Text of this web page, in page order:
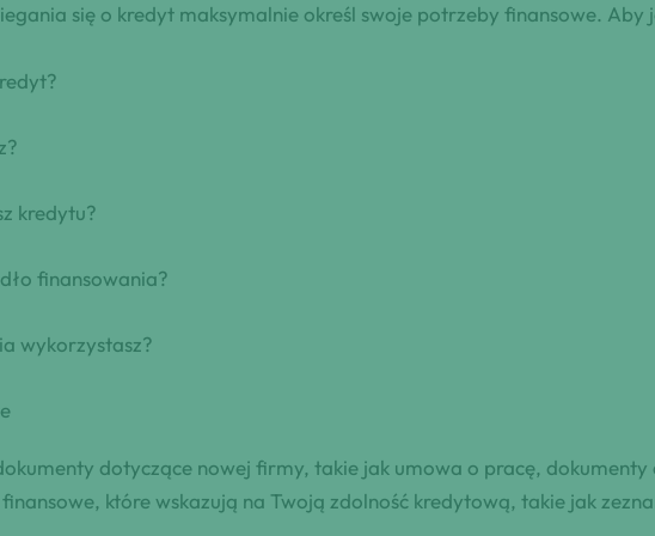
się o kredyt maksymalnie określ swoje potrzeby finansowe.
kredytu?
finansowania?
wykorzystasz?
dotyczące nowej firmy, takie jak umowa o pracę,
które wskazują na Twoją zdolność kredytową, takie jak